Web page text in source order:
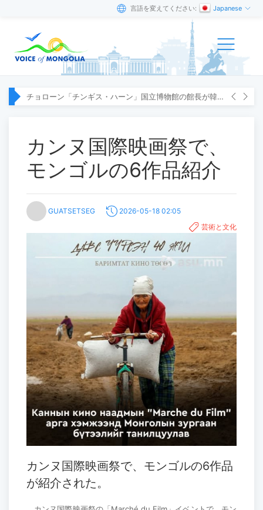
言語を変えてください: Japanese
チョローン「チンギス・ハーン」国立博物館の館長が韓国へ出張
カンヌ国際映画祭で、
モンゴルの6作品紹介
GUATSETSEG
2026-05-18 02:05
芸術と文化
カンヌ国際映画祭で、モンゴルの6作品
が紹介された。